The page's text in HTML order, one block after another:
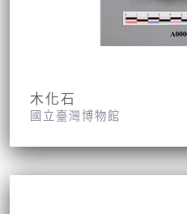
木化石
國立臺灣博物館